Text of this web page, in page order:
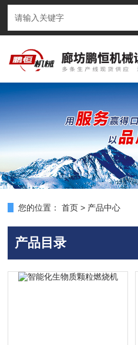
您的位置： 首页 > 产品中心
产品目录